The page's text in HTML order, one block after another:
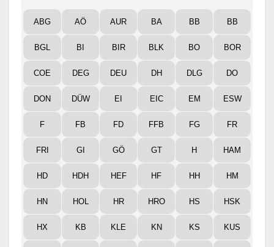
ABG AÖ AUR BA BB BB
BGL BI BIR BLK BO BOR
COE DEG DEU DH DLG DO
DON DÜW EI EIC EM ESW
F FB FD FFB FG FR
FRI GI GÖ GT H HAM
HD HDH HEF HF HH HM
HN HOL HR HRO HS HSK
HX KB KLE KN KS KUS